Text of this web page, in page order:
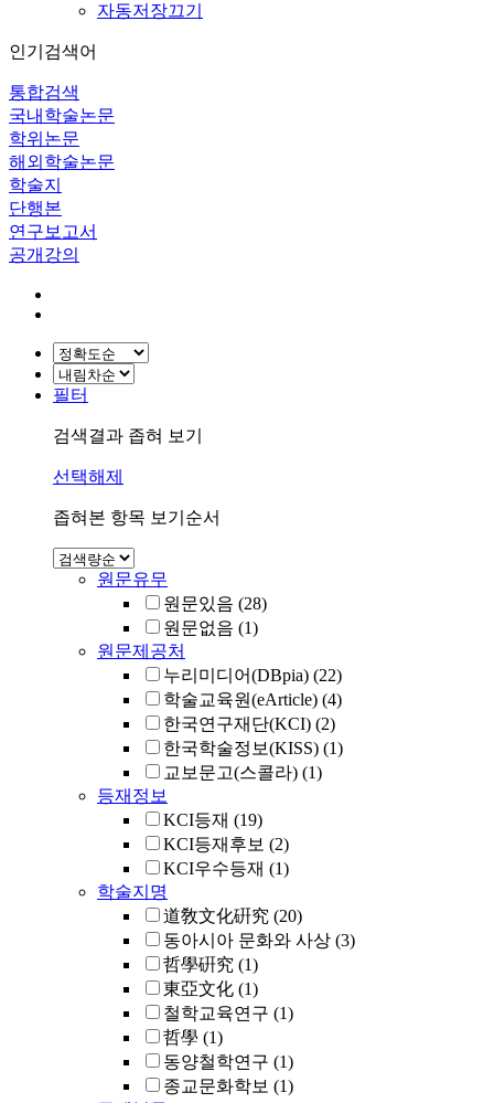
자동저장끄기
인기검색어
통합검색
국내학술논문
학위논문
해외학술논문
학술지
단행본
연구보고서
공개강의
필터
검색결과 좁혀 보기
선택해제
좁혀본 항목 보기순서
원문유무
원문있음 (28)
원문없음 (1)
원문제공처
누리미디어(DBpia) (22)
학술교육원(eArticle) (4)
한국연구재단(KCI) (2)
한국학술정보(KISS) (1)
교보문고(스콜라) (1)
등재정보
KCI등재 (19)
KCI등재후보 (2)
KCI우수등재 (1)
학술지명
道敎文化硏究 (20)
동아시아 문화와 사상 (3)
哲學硏究 (1)
東亞文化 (1)
철학교육연구 (1)
哲學 (1)
동양철학연구 (1)
종교문화학보 (1)